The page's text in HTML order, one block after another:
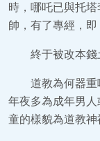
時，哪吒已與托
帥，有了專經，即
終于被改本錢
道教為何器重
年夜多為成年男人
童的樣貌為道教